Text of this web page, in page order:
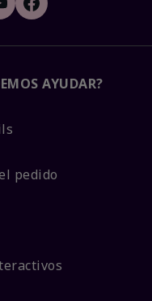
AYUDAR?
pedido